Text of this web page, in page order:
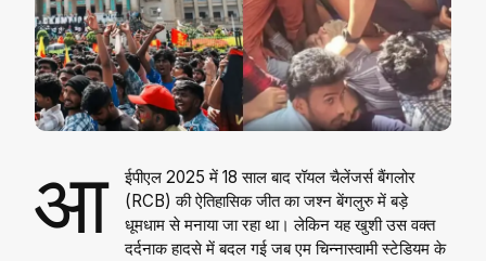
आ
ईपीएल 2025 में 18 साल बाद रॉयल चैलेंजर्स बैंगलोर
(RCB) की ऐतिहासिक जीत का जश्न बेंगलुरु में बड़े
धूमधाम से मनाया जा रहा था। लेकिन यह खुशी उस वक्त
दर्दनाक हादसे में बदल गई जब एम चिन्नास्वामी स्टेडियम के